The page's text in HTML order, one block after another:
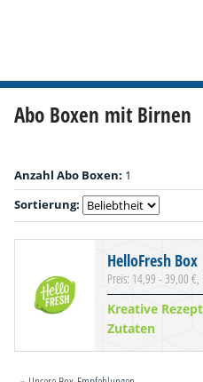
Abo Boxen mit Birnen
Anzahl Abo Boxen: 1
Sortierung:
HelloFresh Box
Preis: 14,99 - 39,00 €,
Kreative
Zutaten